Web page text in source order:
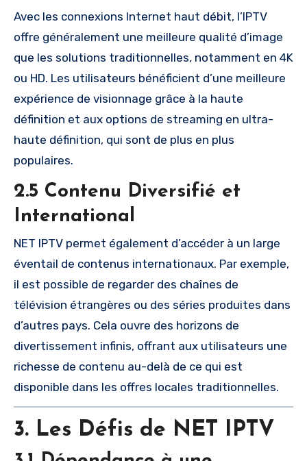
Avec les connexions Internet haut débit, l’IPTV
offre généralement une meilleure qualité d’image
que les solutions traditionnelles, notamment en 4K
ou HD. Les utilisateurs bénéficient d’une meilleure
expérience de visionnage grâce à la haute
définition et aux options de streaming en ultra-
haute définition, qui sont de plus en plus
populaires.
2.5 Contenu Diversifié et
International
NET IPTV permet également d’accéder à un large
éventail de contenus internationaux. Par exemple,
il est possible de regarder des chaînes de
télévision étrangères ou des séries produites dans
d’autres pays. Cela ouvre des horizons de
divertissement infinis, offrant aux utilisateurs une
richesse de contenu au-delà de ce qui est
disponible dans les offres locales traditionnelles.
3. Les Défis de NET IPTV